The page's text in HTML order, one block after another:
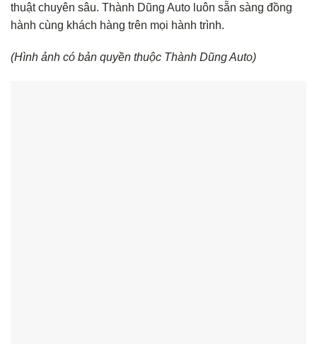
thuật chuyên sâu. Thành Dũng Auto luôn sẵn sàng đồng
hành cùng khách hàng trên mọi hành trình.
(Hình ảnh có bản quyền thuộc Thành Dũng Auto)